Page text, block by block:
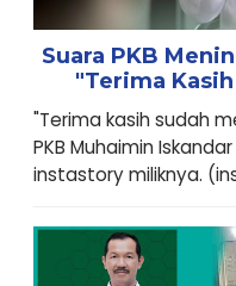
Suara PKB
"Terima
"Terima kasih sudah
PKB Muhaimin
instastory miliknya.